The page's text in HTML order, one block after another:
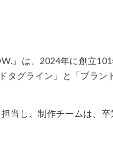
』は、2024年に創立101
タグライン」と「ブラン
当し、制作チームは、卒